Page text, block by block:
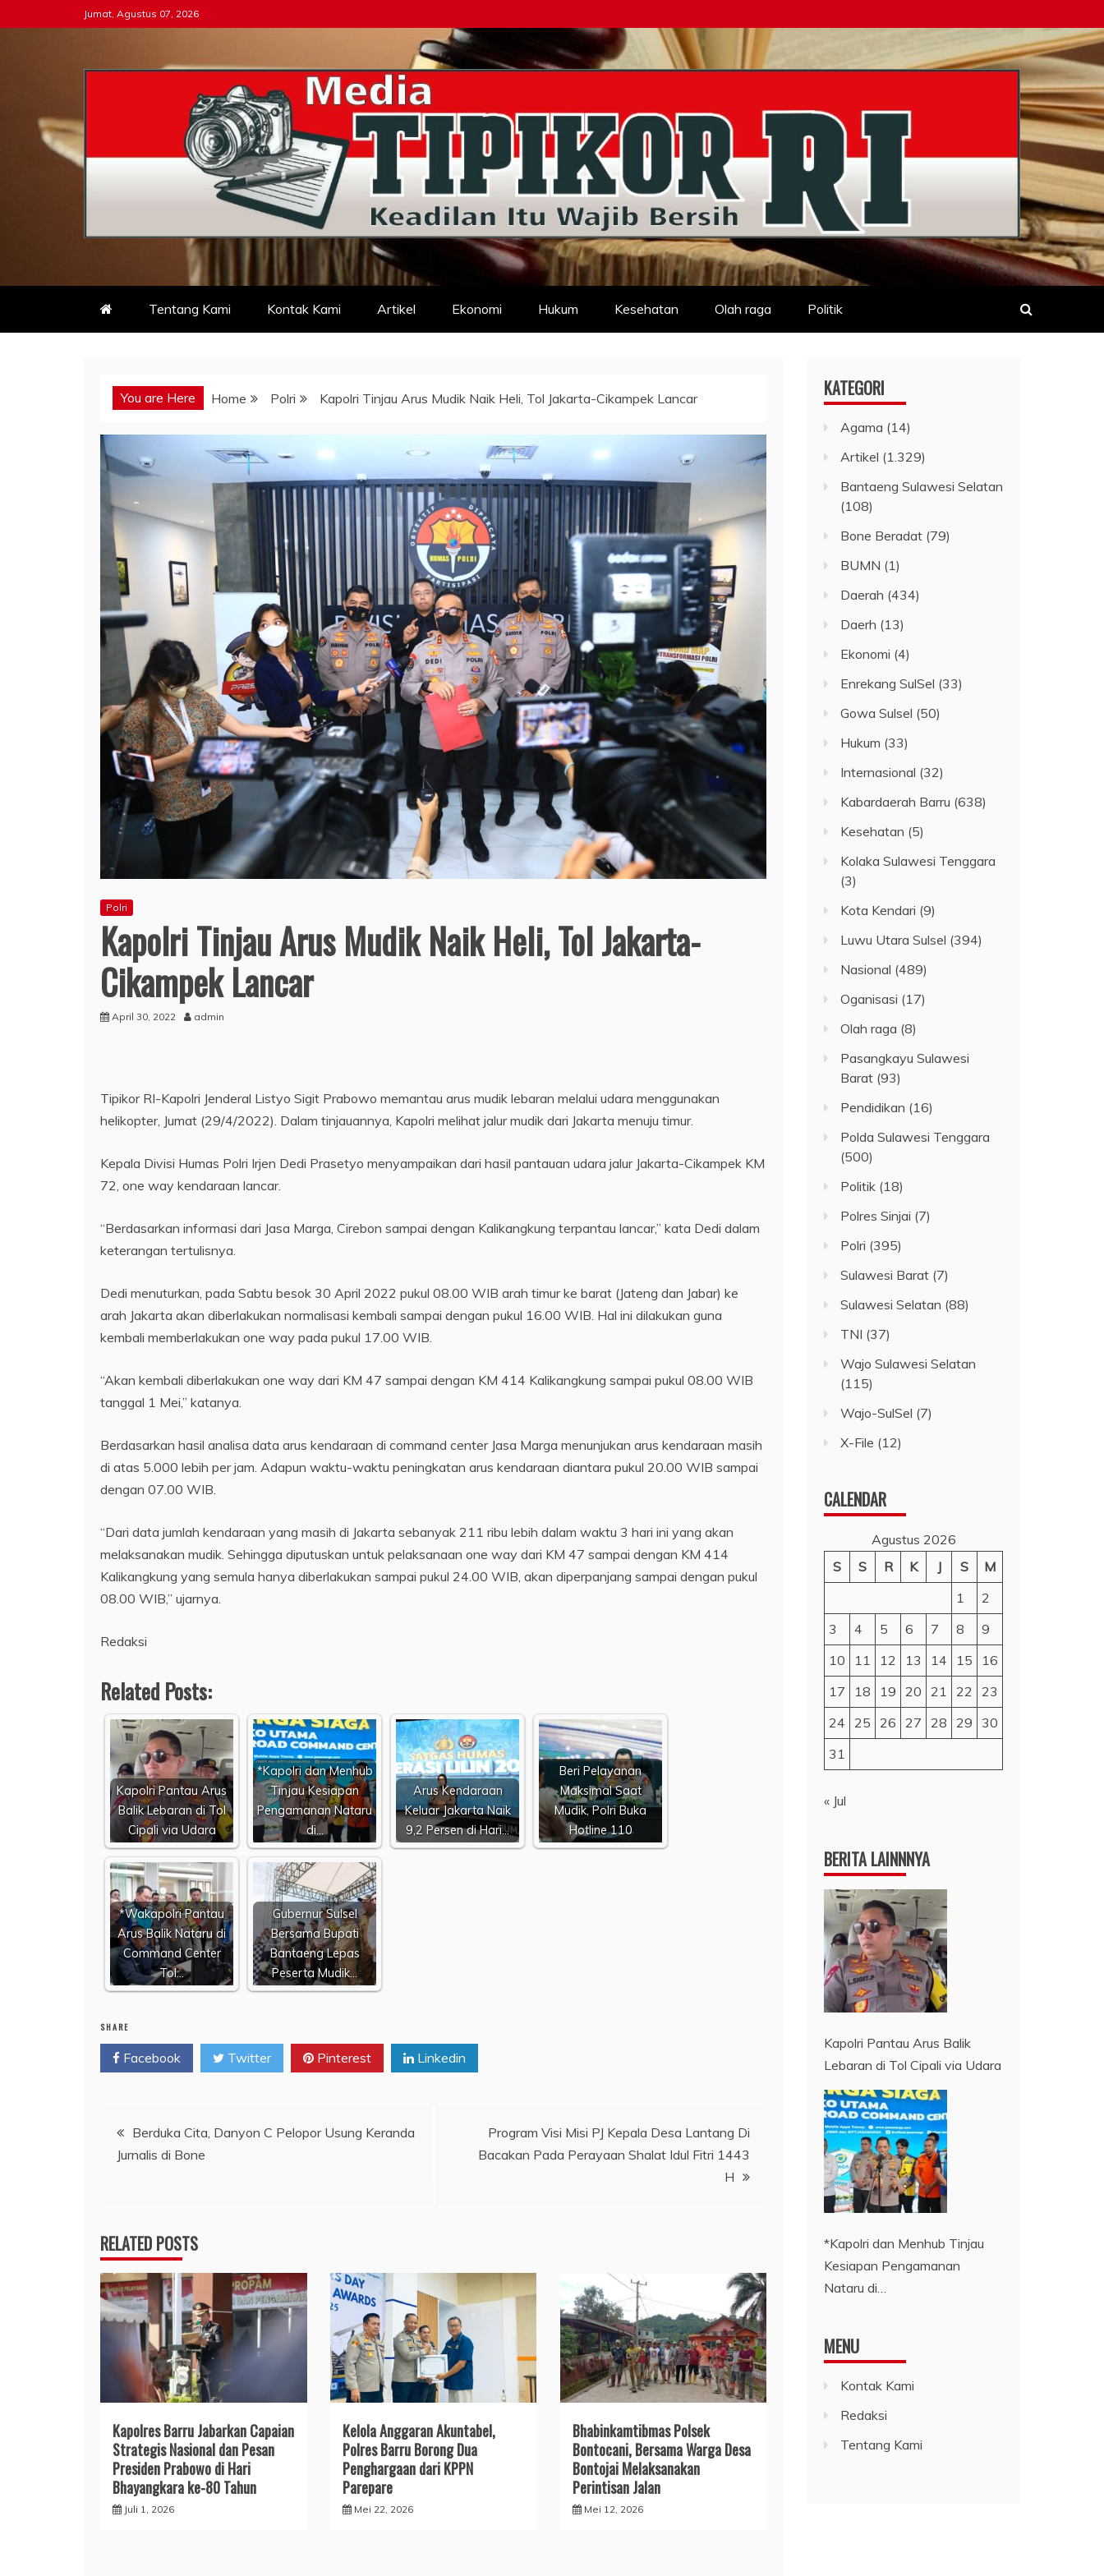
to
Jumat, Agustus 07, 2026
Tipikor-ri-online.my.id
Keadilan Itu Wajib Bersih
Tentang Kami Kontak Kami Artikel Ekonomi Hukum Kesehatan Olah raga Politik
You are Here Home Polri Kapolri Tinjau Arus Mudik Naik Heli, Tol Jakarta-Cikampek Lancar
Polri
Kapolri Tinjau Arus Mudik Naik Heli, Tol Jakarta-
Cikampek Lancar
April 30, 2022 admin
Tipikor RI-Kapolri Jenderal Listyo Sigit Prabowo memantau arus mudik lebaran melalui udara menggunakan
helikopter, Jumat (29/4/2022). Dalam tinjauannya, Kapolri melihat jalur mudik dari Jakarta menuju timur.
Kepala Divisi Humas Polri Irjen Dedi Prasetyo menyampaikan dari hasil pantauan udara jalur Jakarta-Cikampek KM
72, one way kendaraan lancar.
“Berdasarkan informasi dari Jasa Marga, Cirebon sampai dengan Kalikangkung terpantau lancar,” kata Dedi dalam
keterangan tertulisnya.
Dedi menuturkan, pada Sabtu besok 30 April 2022 pukul 08.00 WIB arah timur ke barat (Jateng dan Jabar) ke
arah Jakarta akan diberlakukan normalisasi kembali sampai dengan pukul 16.00 WIB. Hal ini dilakukan guna
kembali memberlakukan one way pada pukul 17.00 WIB.
“Akan kembali diberlakukan one way dari KM 47 sampai dengan KM 414 Kalikangkung sampai pukul 08.00 WIB
tanggal 1 Mei,” katanya.
Berdasarkan hasil analisa data arus kendaraan di command center Jasa Marga menunjukan arus kendaraan masih
di atas 5.000 lebih per jam. Adapun waktu-waktu peningkatan arus kendaraan diantara pukul 20.00 WIB sampai
dengan 07.00 WIB.
“Dari data jumlah kendaraan yang masih di Jakarta sebanyak 211 ribu lebih dalam waktu 3 hari ini yang akan
melaksanakan mudik. Sehingga diputuskan untuk pelaksanaan one way dari KM 47 sampai dengan KM 414
Kalikangkung yang semula hanya diberlakukan sampai pukul 24.00 WIB, akan diperpanjang sampai dengan pukul
08.00 WIB,” ujarnya.
Redaksi
Related Posts:
Kapolri Pantau Arus
Balik Lebaran di Tol
Cipali via Udara
*Kapolri dan Menhub
Tinjau Kesiapan
Pengamanan Nataru
di…
Arus Kendaraan
Keluar Jakarta Naik
9,2 Persen di Hari…
Beri Pelayanan
Maksimal Saat
Mudik, Polri Buka
Hotline 110
*Wakapolri Pantau
Arus Balik Nataru di
Command Center
Tol…
Gubernur Sulsel
Bersama Bupati
Bantaeng Lepas
Peserta Mudik…
SHARE
Facebook Twitter Pinterest Linkedin
Navigasi
pos
Berduka Cita, Danyon C Pelopor Usung Keranda
Jurnalis di Bone
Program Visi Misi PJ Kepala Desa Lantang Di
Bacakan Pada Perayaan Shalat Idul Fitri 1443
H
RELATED POSTS
​Kapolres Barru Jabarkan Capaian
Strategis Nasional dan Pesan
Presiden Prabowo di Hari
Bhayangkara ke-80 Tahun
Juli 1, 2026
​Kelola Anggaran Akuntabel,
Polres Barru Borong Dua
Penghargaan dari KPPN
Parepare
Mei 22, 2026
Bhabinkamtibmas Polsek
Bontocani, Bersama Warga Desa
Bontojai Melaksanakan
Perintisan Jalan
Mei 12, 2026
KATEGORI
Agama (14)
Artikel (1.329)
Bantaeng Sulawesi Selatan
(108)
Bone Beradat (79)
BUMN (1)
Daerah (434)
Daerh (13)
Ekonomi (4)
Enrekang SulSel (33)
Gowa Sulsel (50)
Hukum (33)
Internasional (32)
Kabardaerah Barru (638)
Kesehatan (5)
Kolaka Sulawesi Tenggara
(3)
Kota Kendari (9)
Luwu Utara Sulsel (394)
Nasional (489)
Oganisasi (17)
Olah raga (8)
Pasangkayu Sulawesi
Barat (93)
Pendidikan (16)
Polda Sulawesi Tenggara
(500)
Politik (18)
Polres Sinjai (7)
Polri (395)
Sulawesi Barat (7)
Sulawesi Selatan (88)
TNI (37)
Wajo Sulawesi Selatan
(115)
Wajo-SulSel (7)
X-File (12)
CALENDAR
Agustus 2026
S
S R K J S
M
1
2
3
4 5 6 7 8
9
10
11 12 13 14 15
16
17
18 19 20 21 22
23
24
25 26 27 28 29
30
31
« Jul
BERITA LAINNNYA
Kapolri Pantau Arus Balik
Lebaran di Tol Cipali via Udara
*Kapolri dan Menhub Tinjau
Kesiapan Pengamanan
Nataru di…
MENU
Kontak Kami
Redaksi
Tentang Kami